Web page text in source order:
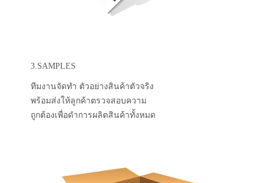
3.SAMPLES
ทีมงานจัดทำ ตัวอย่างสินค้าตัวจริง
พร้อมส่งให้ลูกค้าตรวจสอบความ
ถูกต้องเพื่อดำการผลิตสินค้าทั้งหมด